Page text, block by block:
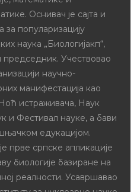
31st мај 2022
In "Такмичења ОШ"